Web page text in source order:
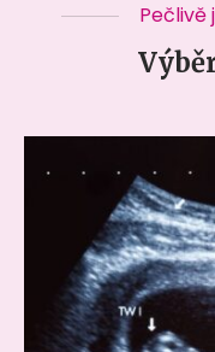
Pečlivě